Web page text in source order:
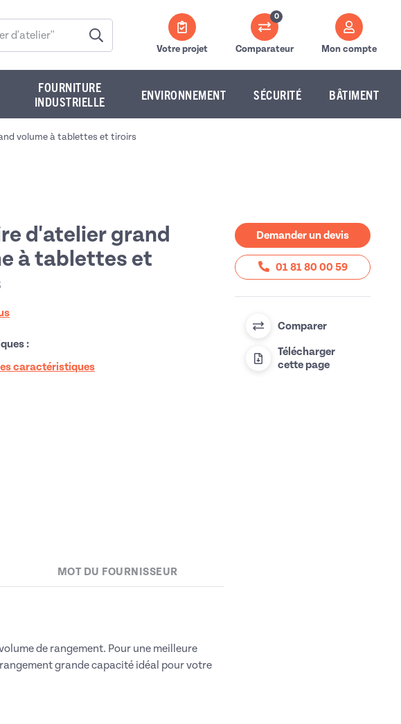
Votre projet
0
Comparateur Mon compte
FOURNITURE
INDUSTRIELLE
ENVIRONNEMENT SÉCURITÉ BÂTIMENT
volume à tablettes et tiroirs
d'atelier grand
à tablettes et
:
caractéristiques
Demander un devis
01 81 80 00 59
Comparer
Télécharger
cette page
MOT DU FOURNISSEUR
de rangement. Pour une meilleure
grande capacité idéal pour votre